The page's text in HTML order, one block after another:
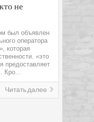
не
был объявлен
оператора
которая
«это
предоставляет
Кро...
Читать далее